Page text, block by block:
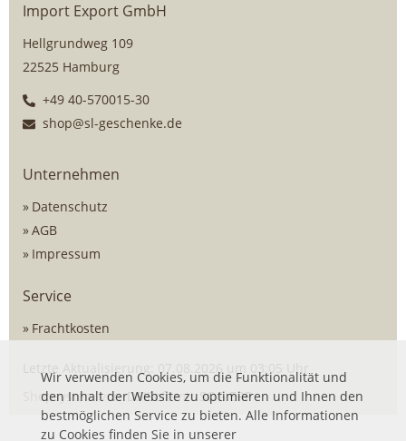
Import Export GmbH
Hellgrundweg 109
22525 Hamburg
+49 40-570015-30
shop@sl-geschenke.de
Unternehmen
Datenschutz
AGB
Impressum
Service
Frachtkosten
Letzte Aktualisierung: 07.08.2026 um 03:05 Uhr
Shopsystem vonDSISoftmit SOG ERP
Wir verwenden Cookies, um die Funktionalität und
den Inhalt der Website zu optimieren und Ihnen den
bestmöglichen Service zu bieten. Alle Informationen
zu Cookies finden Sie in unserer